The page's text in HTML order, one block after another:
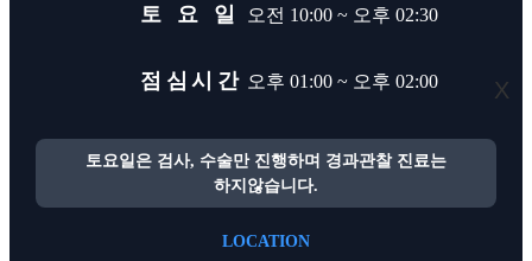
X
토 요 일 오전 10:00 ~ 오후 02:30
점심시간 오후 01:00 ~ 오후 02:00
토요일은 검사, 수술만 진행하며 경과관찰 진료는
하지않습니다.
LOCATION